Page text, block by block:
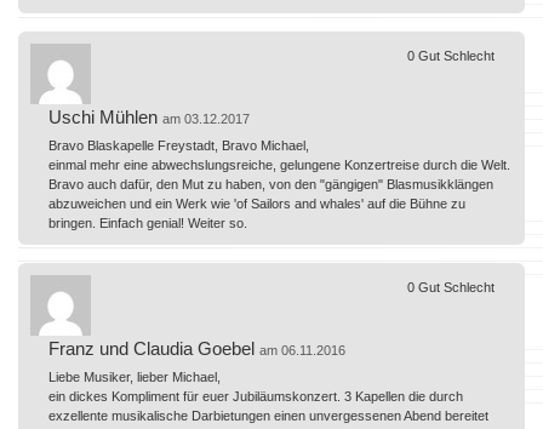
Uschi Mühlen am 03.12.2017
Bravo Blaskapelle Freystadt, Bravo Michael,
einmal mehr eine abwechslungsreiche, gelungene Konzertreise durch die Welt.
Bravo auch dafür, den Mut zu haben, von den "gängigen" Blasmusikklängen
abzuweichen und ein Werk wie 'of Sailors and whales' auf die Bühne zu
bringen. Einfach genial! Weiter so.
0 Gut Schlecht
Franz und Claudia Goebel am 06.11.2016
Liebe Musiker, lieber Michael,
ein dickes Kompliment für euer Jubiläumskonzert. 3 Kapellen die durch
exzellente musikalische Darbietungen einen unvergessenen Abend bereitet
0 Gut Schlecht